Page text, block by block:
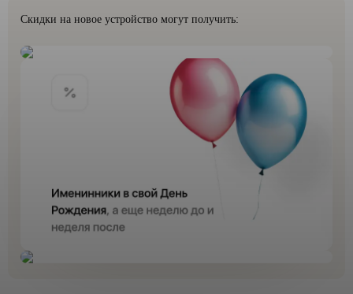
Скидки на новое устройство могут получить: